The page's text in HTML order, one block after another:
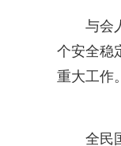
与会
个安全稳
重大工作。
全民